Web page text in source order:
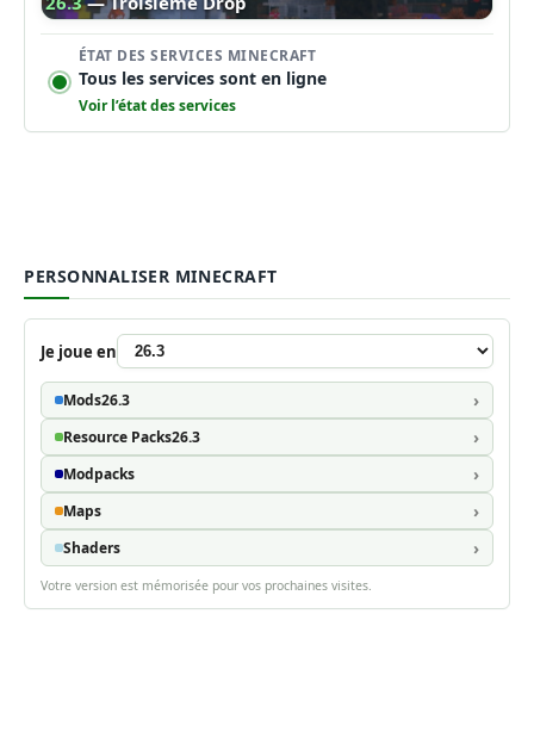
ÉTAT DES SERVICES MINECRAFT
Tous les services sont en ligne
Voir l’état des services
PERSONNALISER MINECRAFT
Je joue en
Mods26.3
Resource Packs26.3
Modpacks
Maps
Shaders
Votre version est mémorisée pour vos prochaines visites.